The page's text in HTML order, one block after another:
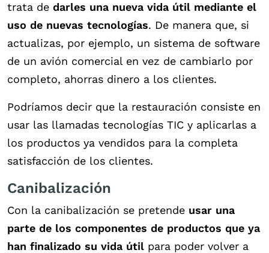
trata de darles una nueva vida útil mediante el
uso de nuevas tecnologías. De manera que, si
actualizas, por ejemplo, un sistema de software
de un avión comercial en vez de cambiarlo por
completo, ahorras dinero a los clientes.
Podríamos decir que la restauración consiste en
usar las llamadas tecnologías TIC y aplicarlas a
los productos ya vendidos para la completa
satisfacción de los clientes.
Canibalización
Con la canibalización se pretende usar una
parte de los componentes de productos que ya
han finalizado su vida útil para poder volver a